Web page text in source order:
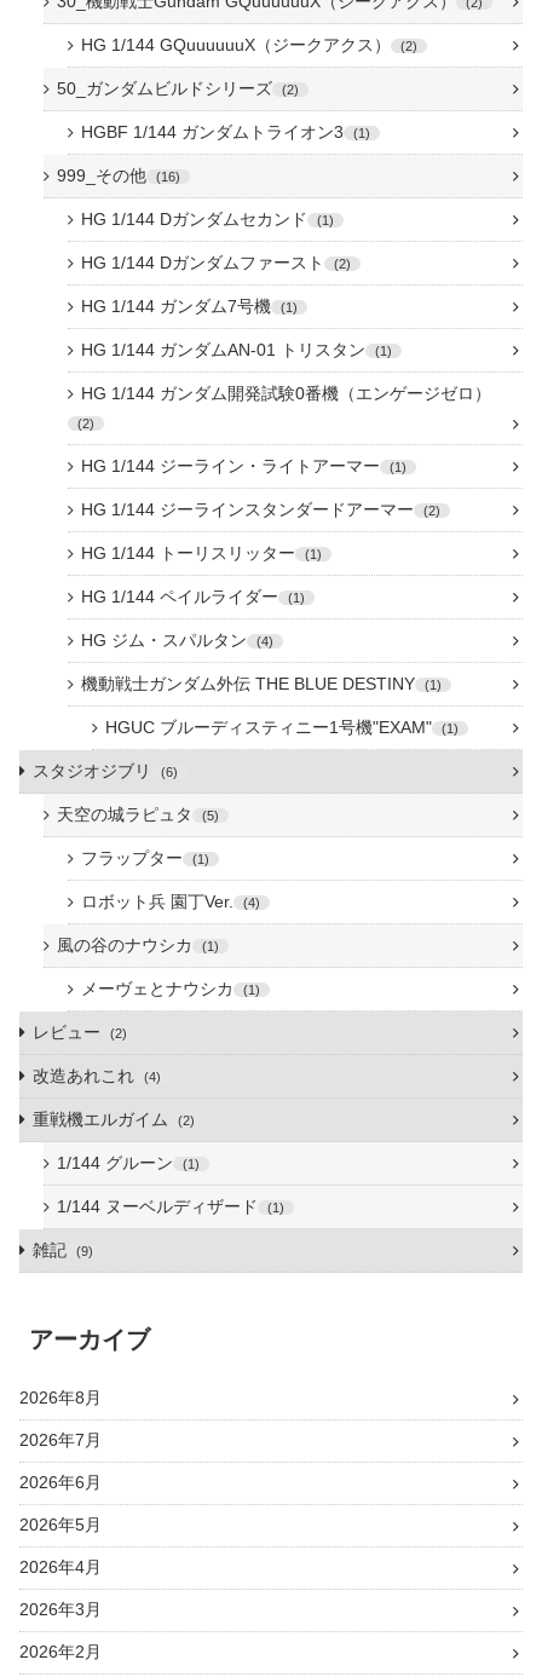
HG 1/144 GQuuuuuuX（ジークアクス） 2
50_ガンダムビルドシリーズ 2
HGBF 1/144 ガンダムトライオン3 1
999_その他 16
HG 1/144 Dガンダムセカンド 1
HG 1/144 Dガンダムファースト 2
HG 1/144 ガンダム7号機 1
HG 1/144 ガンダムAN-01 トリスタン 1
HG 1/144 ガンダム開発試験0番機（エンゲージゼロ）
2
HG 1/144 ジーライン・ライトアーマー 1
HG 1/144 ジーラインスタンダードアーマー 2
HG 1/144 トーリスリッター 1
HG 1/144 ペイルライダー 1
HG ジム・スパルタン 4
機動戦士ガンダム外伝 THE BLUE DESTINY 1
HGUC ブルーディスティニー1号機"EXAM" 1
スタジオジブリ 6
天空の城ラピュタ 5
フラップター 1
ロボット兵 園丁Ver. 4
風の谷のナウシカ 1
メーヴェとナウシカ 1
レビュー 2
改造あれこれ 4
重戦機エルガイム 2
1/144 グルーン 1
1/144 ヌーベルディザード 1
雑記 9
アーカイブ
2026年8月
2026年7月
2026年6月
2026年5月
2026年4月
2026年3月
2026年2月